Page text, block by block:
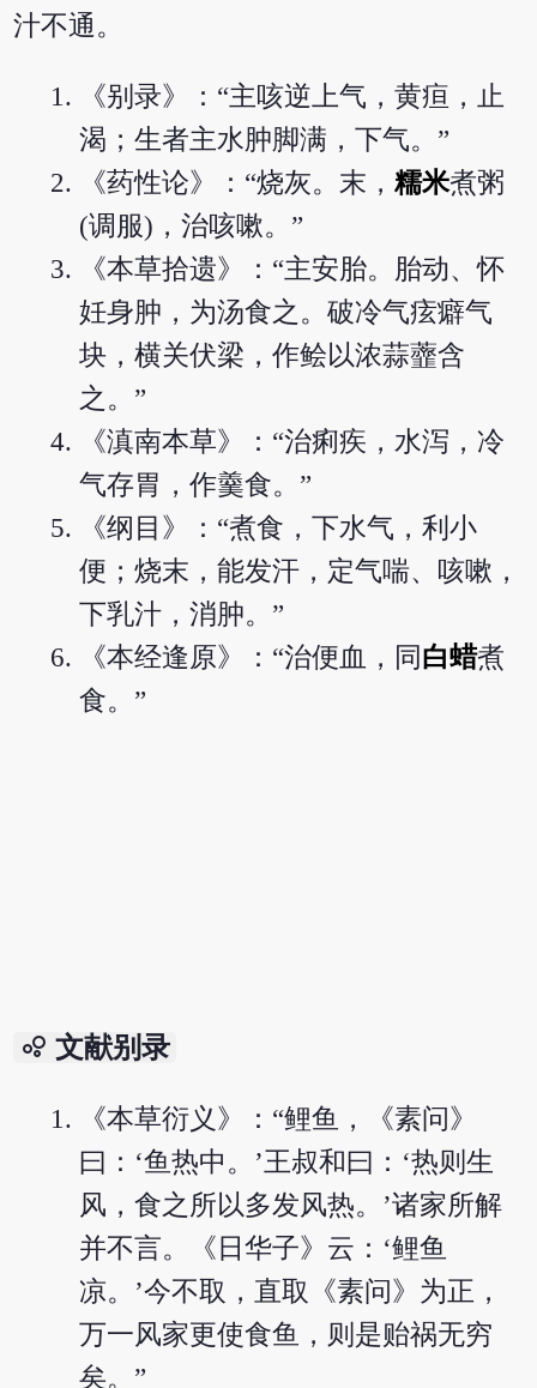
汁不通。
《别录》：“主咳逆上气，黄疸，止
渴；生者主水肿脚满，下气。”
《药性论》：“烧灰。末，糯米煮粥
(调服)，治咳嗽。”
《本草拾遗》：“主安胎。胎动、怀
妊身肿，为汤食之。破冷气痃癖气
块，横关伏梁，作鲙以浓蒜虀含
之。”
《滇南本草》：“治痢疾，水泻，冷
气存胃，作羹食。”
《纲目》：“煮食，下水气，利小
便；烧末，能发汗，定气喘、咳嗽，
下乳汁，消肿。”
《本经逢原》：“治便血，同 白蜡煮
食。”
bubble_chart 文献别录
《本草衍义》：“鲤鱼，《素问》
曰：‘鱼热中。’王叔和曰：‘热则生
风，食之所以多发风热。’诸家所解
并不言。《日华子》云：‘鲤鱼
凉。’今不取，直取《素问》为正，
万一风家更使食鱼，则是贻祸无穷
矣。”